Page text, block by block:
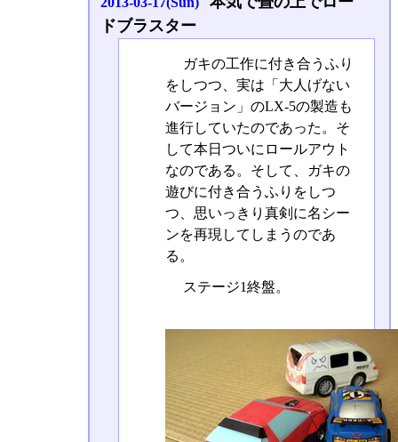
ドブラスター
ガキの工作に付き合うふり
をしつつ、実は「大人げない
バージョン」のLX-5の製造も
進行していたのであった。そ
して本日ついにロールアウト
なのである。そして、ガキの
遊びに付き合うふりをしつ
つ、思いっきり真剣に名シー
ンを再現してしまうのであ
る。
ステージ1終盤。